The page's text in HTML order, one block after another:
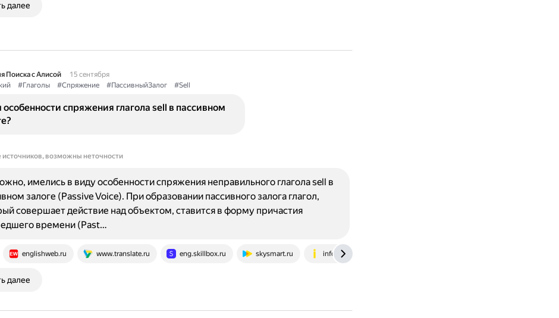
далее
Поиска с Алисой
15 сентября
#Глаголы #Спряжение #ПассивныйЗалог #Sell
особенности спряжения глагола sell в пассивном
источников, возможны неточности
englishweb.ru www.translate.ru eng.skillbox.ru skysmart.ru infourok.ru
имелись в виду особенности спряжения неправильного глагола sell в
залоге (Passive Voice). При образовании пассивного залога глагол,
совершает действие над объектом, ставится в форму причастия
времени (Past…
далее